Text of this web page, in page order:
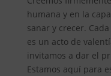
humana y en la
sanar y crecer.
es un acto de
invitamos a dar el
Estamos aquí para